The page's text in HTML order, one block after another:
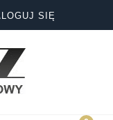
SIĘ